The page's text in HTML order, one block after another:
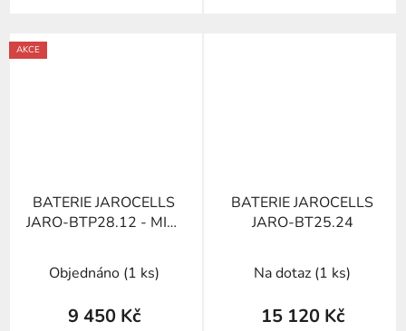
AKCE
BATERIE JAROCELLS
JARO-BTP28.12 - MINI
Objednáno (1 ks)
9 450 Kč
BATERIE JAROCELLS
JARO-BT25.24
Na dotaz (1 ks)
15 120 Kč